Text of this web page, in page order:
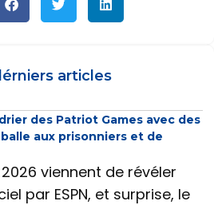
articles
des Patriot Games avec des
aux prisonniers et de
viennent de révéler
par ESPN, et surprise, le